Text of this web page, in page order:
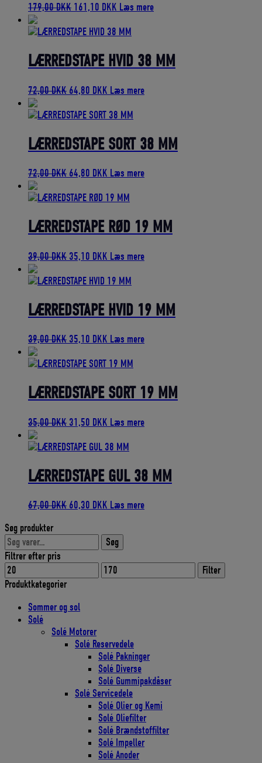
179,00DKK Den
pris
179,00 DKK.
161,10 DKK Den
pris
161,10 DKK.
Læs mere
LÆRREDSTAPE HVID 38 MM
72,00DKK Den
pris
72,00 DKK.
64,80 DKK Den
pris
64,80 DKK.
Læs mere
LÆRREDSTAPE SORT 38 MM
72,00DKK Den
pris
72,00 DKK.
64,80 DKK Den
pris
64,80 DKK.
Læs mere
LÆRREDSTAPE RØD 19 MM
39,00DKK Den
pris
39,00 DKK.
35,10 DKK Den
pris
35,10 DKK.
Læs mere
LÆRREDSTAPE HVID 19 MM
39,00DKK Den
pris
39,00 DKK.
35,10 DKK Den
pris
35,10 DKK.
Læs mere
LÆRREDSTAPE SORT 19 MM
35,00DKK Den
pris
35,00 DKK.
31,50 DKK Den
pris
31,50 DKK.
Læs mere
LÆRREDSTAPE GUL 38 MM
67,00DKK Den
67,00 DKK.
60,30 DKK Den
er:
60,30 DKK.
Læs mere
Søg produkter
Søg
efter:
Søg
Filtrer efter pris
Mindste
pris
Højeste
pris
Filter
Produktkategorier
Sommer og sol
Solé
Solé Motorer
Solé Reservedele
Solé Pakninger
Solé Diverse
Solé Gummipakdåser
Solé Servicedele
Solé Olier og Kemi
Solé Oliefilter
Solé Brændstoffilter
Solé Impeller
Solé Anoder